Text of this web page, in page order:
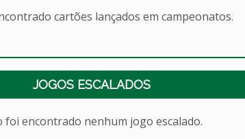
cartões lançados em campeonatos.
JOGOS ESCALADOS
foi encontrado nenhum jogo escalado.